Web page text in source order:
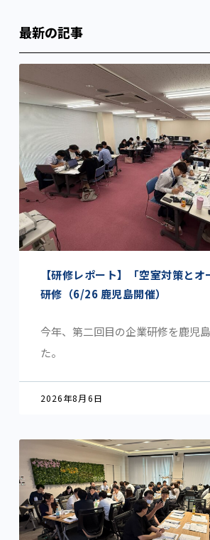
最新の記事
【研修レポート】「空室対策とオ
研修（6/26 鹿児島開催）
今年、第二回目の企業研修を鹿児
た。
2026年8月6日